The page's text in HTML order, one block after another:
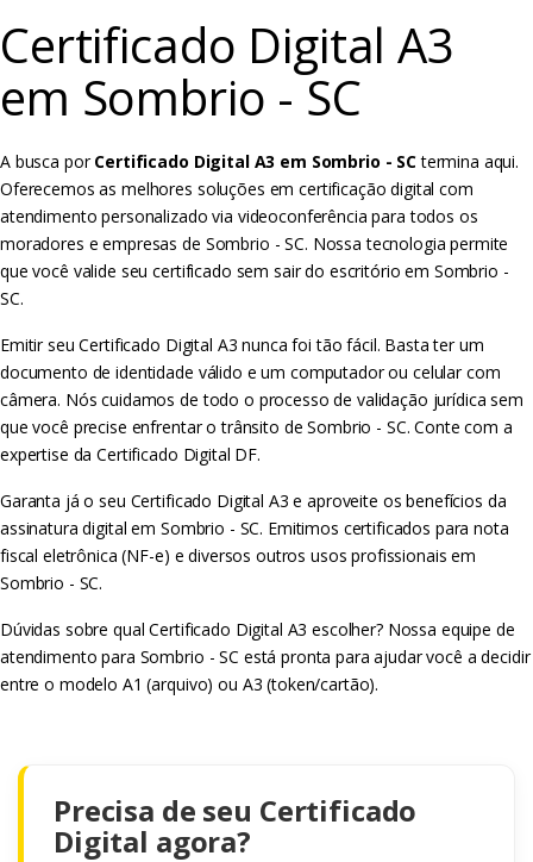
Certificado Digital A3
em Sombrio - SC
A busca porCertificado Digital A3 em Sombrio - SCtermina aqui.
Oferecemos as melhores soluções em certificação digital com
atendimento personalizado via videoconferência para todos os
moradores e empresas de Sombrio - SC. Nossa tecnologia permite
que você valide seu certificado sem sair do escritório em Sombrio -
SC.
Emitir seu Certificado Digital A3 nunca foi tão fácil. Basta ter um
documento de identidade válido e um computador ou celular com
câmera. Nós cuidamos de todo o processo de validação jurídica sem
que você precise enfrentar o trânsito de Sombrio - SC. Conte com a
expertise da Certificado Digital DF.
Garanta já o seu Certificado Digital A3 e aproveite os benefícios da
assinatura digital em Sombrio - SC. Emitimos certificados para nota
fiscal eletrônica (NF-e) e diversos outros usos profissionais em
Sombrio - SC.
Dúvidas sobre qual Certificado Digital A3 escolher? Nossa equipe de
atendimento para Sombrio - SC está pronta para ajudar você a decidir
entre o modelo A1 (arquivo) ou A3 (token/cartão).
Precisa de seu Certificado
Digital agora?